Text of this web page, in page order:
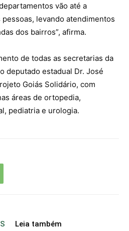
vão até a
levando atendimentos
dos bairros”, afirma.
de todas as secretarias da
deputado estadual Dr. José
Goiás Solidário, com
áreas de ortopedia,
pediatria e urologia.
Leia também